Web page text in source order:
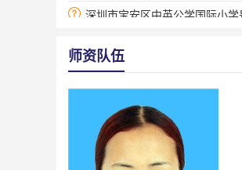
深圳市宝安区中英公学国际小学
报名深圳市宝安区中英公学国际
读深圳市宝安区中英公学国际高
国内必修课包括语文、政治（
阅读、篆刻、茶艺等。
师资队伍